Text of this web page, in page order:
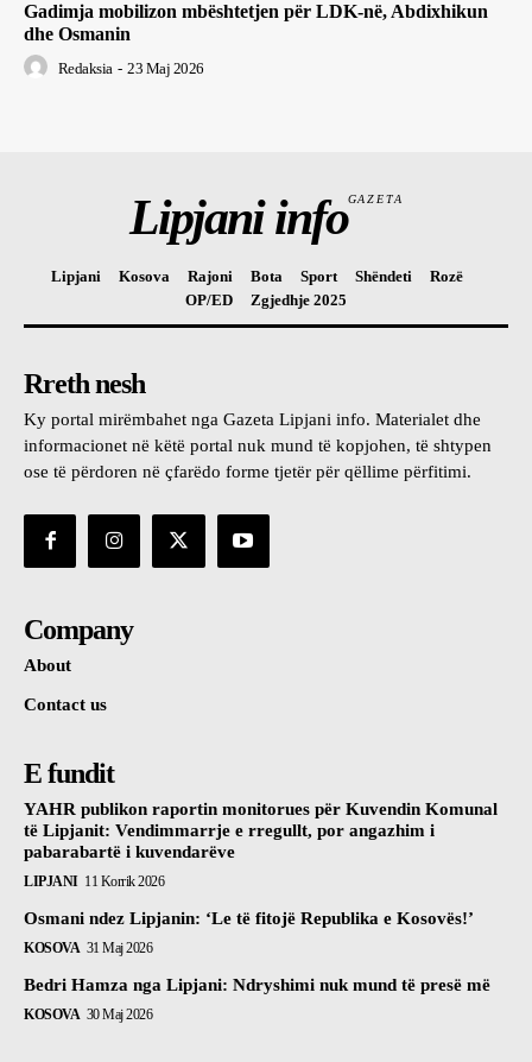
Gadimja mobilizon mbështetjen për LDK-në, Abdixhikun
dhe Osmanin
Redaksia - 23 Maj 2026
Lipjani infoGAZETA
Lipjani Kosova Rajoni Bota Sport Shëndeti
Rozë
OP/ED
Zgjedhje 2025
Rreth nesh
Ky portal mirëmbahet nga Gazeta Lipjani info. Materialet dhe
informacionet në këtë portal nuk mund të kopjohen, të shtypen
ose të përdoren në çfarëdo forme tjetër për qëllime përfitimi.
Company
About
Contact us
E fundit
YAHR publikon raportin monitorues për Kuvendin Komunal
të Lipjanit: Vendimmarrje e rregullt, por angazhim i
pabarabartë i kuvendarëve
LIPJANI 11 Korrik 2026
Osmani ndez Lipjanin: ‘Le të fitojë Republika e Kosovës!’
KOSOVA 31 Maj 2026
Bedri Hamza nga Lipjani: Ndryshimi nuk mund të presë më
KOSOVA 30 Maj 2026